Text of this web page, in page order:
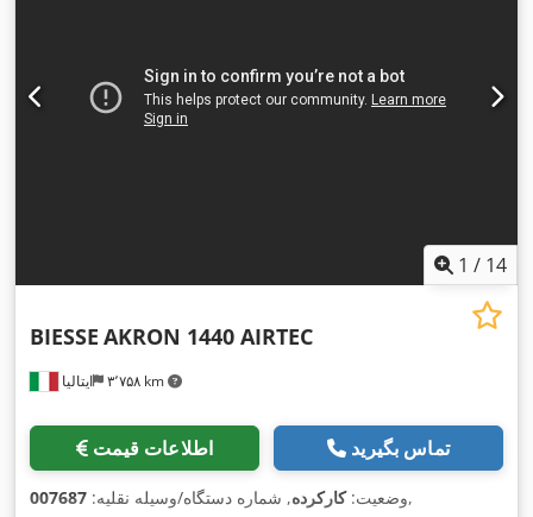
1 / 14
ایتالیا ۳٬۷۵۸ km
BIESSE AKRON 1440 AIRTEC
اطلاعات قیمت تماس بگیرید
وضعیت:کارکرده, شماره دستگاه/وسیله نقلیه: 007687 ,